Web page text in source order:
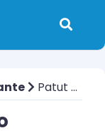
Patut pliabil Chipolino Yasmin yellow 2015